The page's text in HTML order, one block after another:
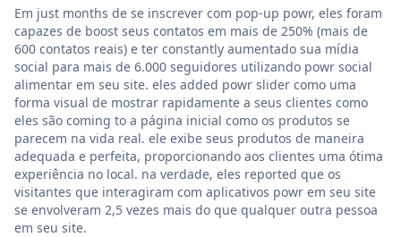
Em just months de se inscrever com pop-up powr, eles foram
capazes de boost seus contatos em mais de 250% (mais de
600 contatos reais) e ter constantly aumentado sua mídia
social para mais de 6.000 seguidores utilizando powr social
alimentar em seu site. eles added powr slider como uma
forma visual de mostrar rapidamente a seus clientes como
eles são coming to a página inicial como os produtos se
parecem na vida real. ele exibe seus produtos de maneira
adequada e perfeita, proporcionando aos clientes uma ótima
experiência no local. na verdade, eles reported que os
visitantes que interagiram com aplicativos powr em seu site
se envolveram 2,5 vezes mais do que qualquer outra pessoa
em seu site.